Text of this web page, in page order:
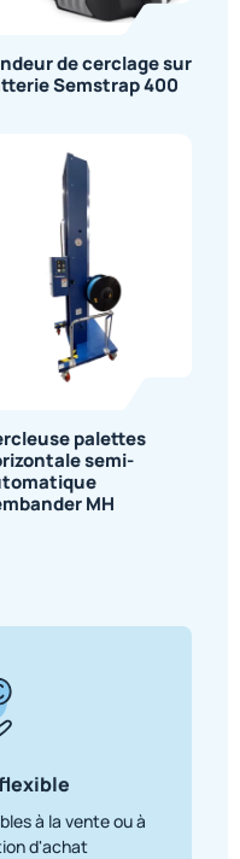
de cerclage sur
Semstrap 400
palettes
semi-
MH
à la vente ou à
d'achat